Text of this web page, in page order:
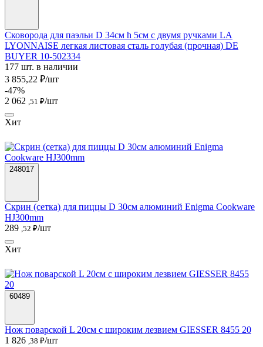
Сковорода для паэльи D 34см h 5см с двумя ручками LA
LYONNAISE легкая листовая сталь голубая (прочная) DE
BUYER 10-502334
177 шт. в наличии
3 855,22 ₽/шт
-47%
2 062 ,51 ₽/шт
Хит
248017
Скрин (сетка) для пиццы D 30см алюминий Enigma Cookware
HJ300mm
289 ,52 ₽/шт
Хит
60489
Нож поварской L 20см с широким лезвием GIESSER 8455 20
1 826 ,38 ₽/шт